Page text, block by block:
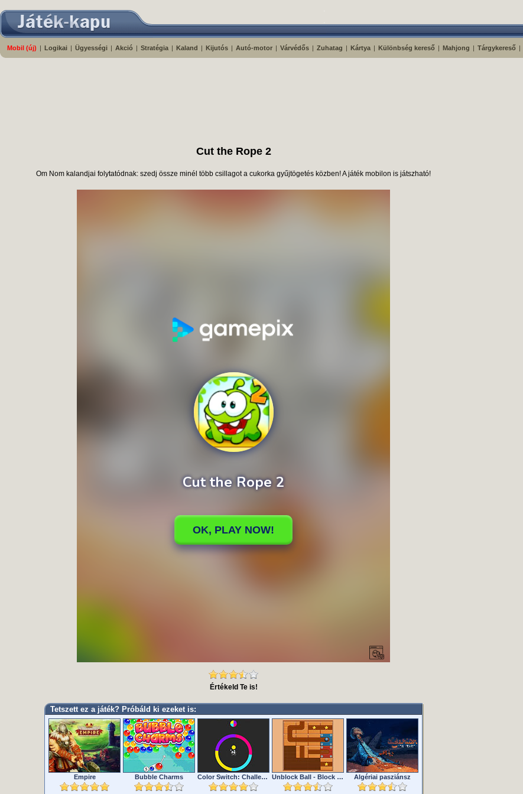
Mobil (új) | Logikai | Ügyességi | Akció | Stratégia | Kaland | Kijutós | Autó-motor | Várvédős | Zuhatag | Kártya | Különbség kereső | Mahjong | Tárgykereső |
Cut the Rope 2
Om Nom kalandjai folytatódnak: szedj össze minél több csillagot a cukorka gyűjtögetés közben! A játék mobilon is játszható!
Értékeld Te is!
Tetszett ez a játék? Próbáld ki ezeket is:
Empire Bubble Charms Color Switch: Challenges Editiion Unblock Ball - Block Puzzle Algériai pasziánsz